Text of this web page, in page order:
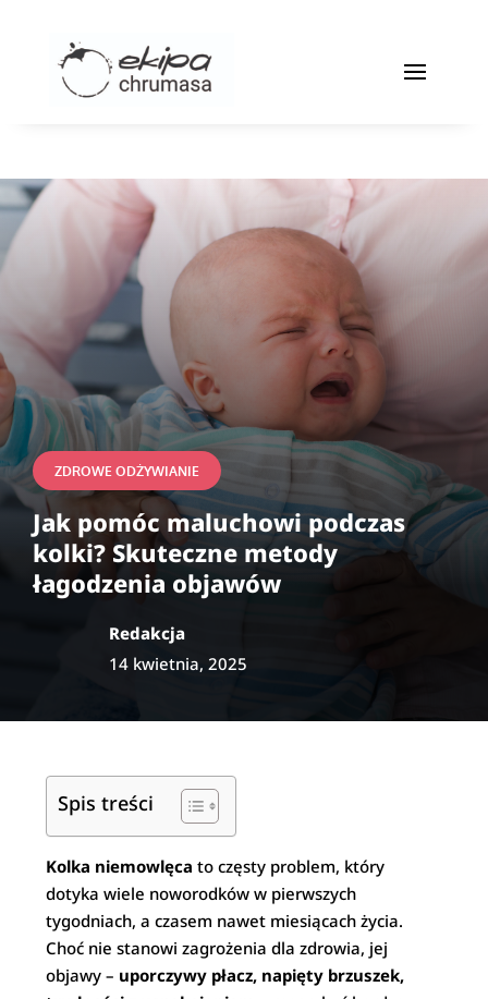
ZDROWE ODŻYWIANIE
Jak pomóc maluchowi podczas
kolki? Skuteczne metody
łagodzenia objawów
Redakcja
14 kwietnia, 2025
Spis treści
Kolka niemowlęca to częsty problem, który
dotyka wiele noworodków w pierwszych
tygodniach, a czasem nawet miesiącach życia.
Choć nie stanowi zagrożenia dla zdrowia, jej
objawy – uporczywy płacz, napięty brzuszek,